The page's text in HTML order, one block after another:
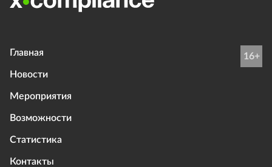
Главная
Новости
Мероприятия
Возможности
Статистика
Контакты
16+